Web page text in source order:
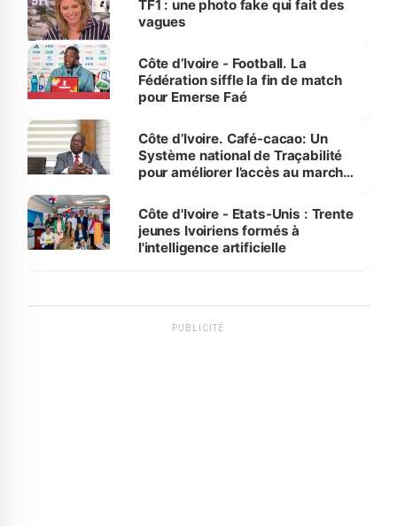
TF1 : une photo fake qui fait des
vagues
Côte d’Ivoire - Football. La
Fédération siffle la fin de match
pour Emerse Faé
Côte d’Ivoire. Café-cacao: Un
Système national de Traçabilité
pour améliorer l’accès au marché
Côte d'Ivoire - Etats-Unis : Trente
jeunes Ivoiriens formés à
l'intelligence artificielle
PUBLICITÉ